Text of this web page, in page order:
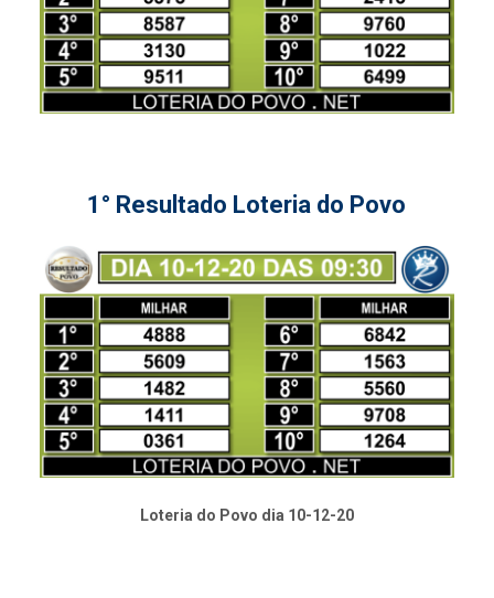
1° Resultado Loteria do Povo
Loteria do Povo dia 10-12-20